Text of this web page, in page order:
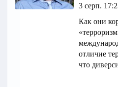
3 серп.
Как они
отличие
что